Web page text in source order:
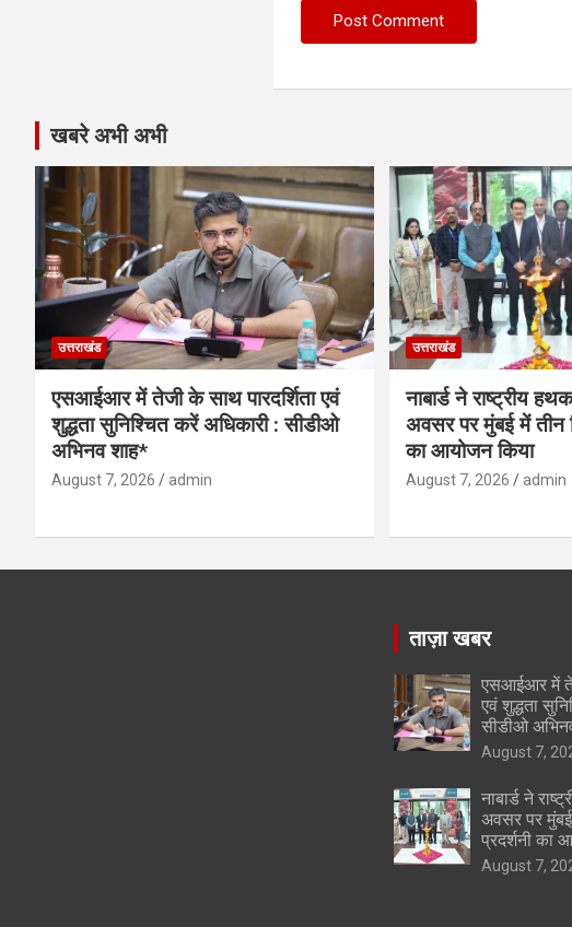
खबरे अभी अभी
उत्तराखंड
एसआईआर में तेजी के साथ पारदर्शिता एवं
शुद्धता सुनिश्चित करें अधिकारी : सीडीओ
अभिनव शाह*
August 7, 2026 admin
उत्तराखंड
नाबार्ड ने राष्ट्रीय
अवसर पर मुंबई में तीन
का आयोजन किया
August 7, 2026 admin
ताज़ा खबर
एसआईआर में
एवं शुद्धता
सीडीओ
August 7,
नाबार्ड ने
अवसर पर
प्रदर्शनी का
August 7,